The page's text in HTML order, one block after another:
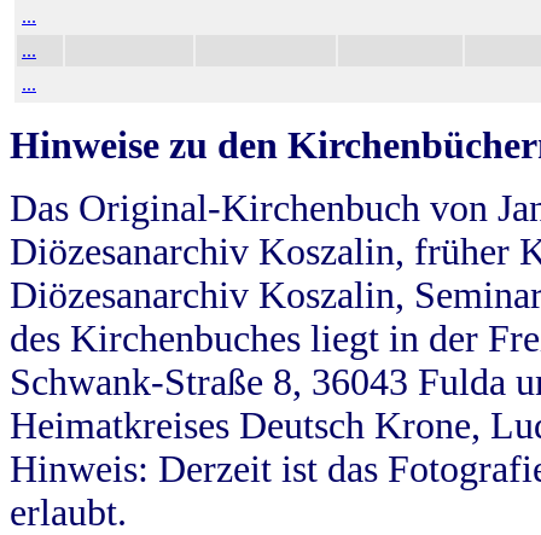
...
...
...
Hinweise zu den
Das Original-Kirchenbuch von
Diözesanarchiv Koszalin, früher
Diözesanarchiv Koszalin,
des Kirchenbuches liegt in der
Schwank-Straße 8, 36043 Fulda
Heimatkreises Deutsch Krone,
Hinweis: Derzeit ist das
erlaubt.